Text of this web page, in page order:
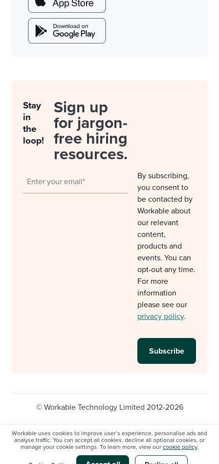
Workable uses cookies to improve user’s experience, personalise ads and
analyse traffic. You can accept all cookies, decline all optional cookies, or
manage your cookie settings. To learn more, view our cookie policy.
Stay
in
the
loop!
Sign up
for jargon-
free hiring
resources.
By subscribing,
you consent to
be contacted by
Workable about
our relevant
content,
products and
events. You can
opt-out any time.
For more
information
please see our
privacy policy.
© Workable Technology Limited 2012-2026
Privacy policy
Cookie Settings
Do not sell/share my personal information
Modern slavery statement